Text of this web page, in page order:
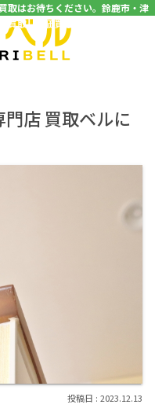
取はお待ちください。鈴鹿市・津
買取、高価買取中です。
店 買取ベルに
2023.12.13